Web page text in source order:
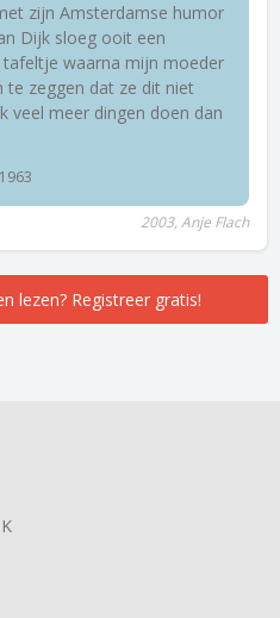
zijn Amsterdamse humor
Dijk sloeg ooit een
waarna mijn moeder
zeggen dat ze dit niet
veel meer dingen doen dan
2003, Anje Flach
lezen? Registreer gratis!